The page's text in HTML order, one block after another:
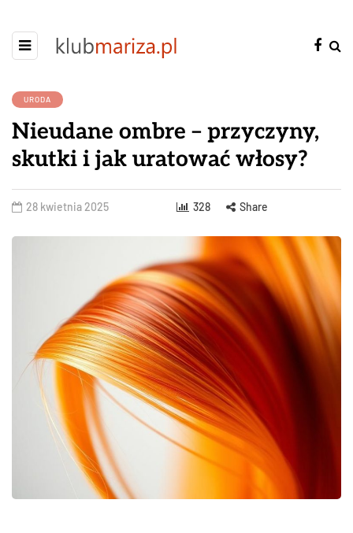
URODA
Nieudane ombre – przyczyny,
skutki i jak uratować włosy?
28 kwietnia 2025 328 Share